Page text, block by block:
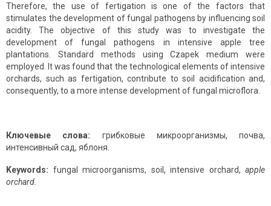
Therefore, the use of fertigation is one of the factors that
stimulates the development of fungal pathogens by influencing soil
acidity. The objective of this study was to investigate the
development of fungal pathogens in intensive apple tree
plantations. Standard methods using Czapek medium were
employed. It was found that the technological elements of intensive
orchards, such as fertigation, contribute to soil acidification and,
consequently, to a more intense development of fungal microflora.
Ключевые слова: грибковые микроорганизмы, почва,
интенсивный сад, яблоня.
Keywords: fungal microorganisms, soil, intensive orchard, apple
orchard.